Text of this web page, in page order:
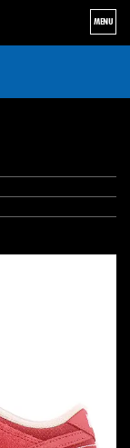
MENU